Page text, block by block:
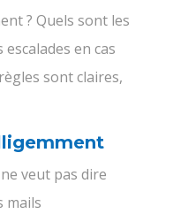
? Quels sont les
en cas
sont claires,
veut pas dire
mails